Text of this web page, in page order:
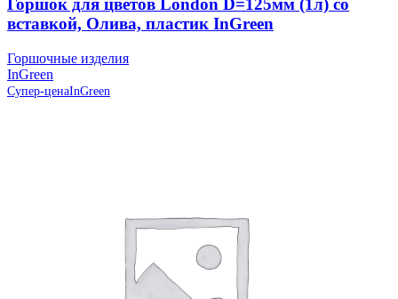
Горшок для цветов London D=125мм (1л) со
вставкой, Олива, пластик InGreen
Горшочные изделия
InGreen
Супер-ценаInGreen